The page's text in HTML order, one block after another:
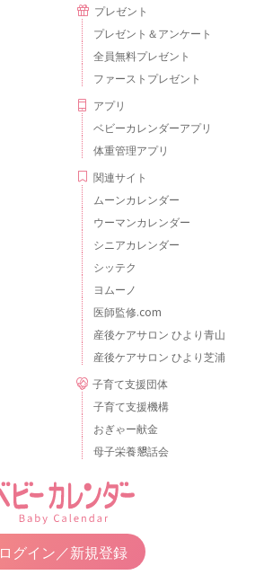
プレゼント
プレゼント＆アンケート
全員無料プレゼント
ファーストプレゼント
アプリ
ベビーカレンダーアプリ
体重管理アプリ
関連サイト
ムーンカレンダー
ウーマンカレンダー
シニアカレンダー
シッテク
ヨムーノ
医師監修.com
産後ケアサロン ひより青山
産後ケアサロン ひより芝浦
子育て支援団体
子育て支援機構
おぎゃー献金
母子栄養懇話会
ログイン／新規登録